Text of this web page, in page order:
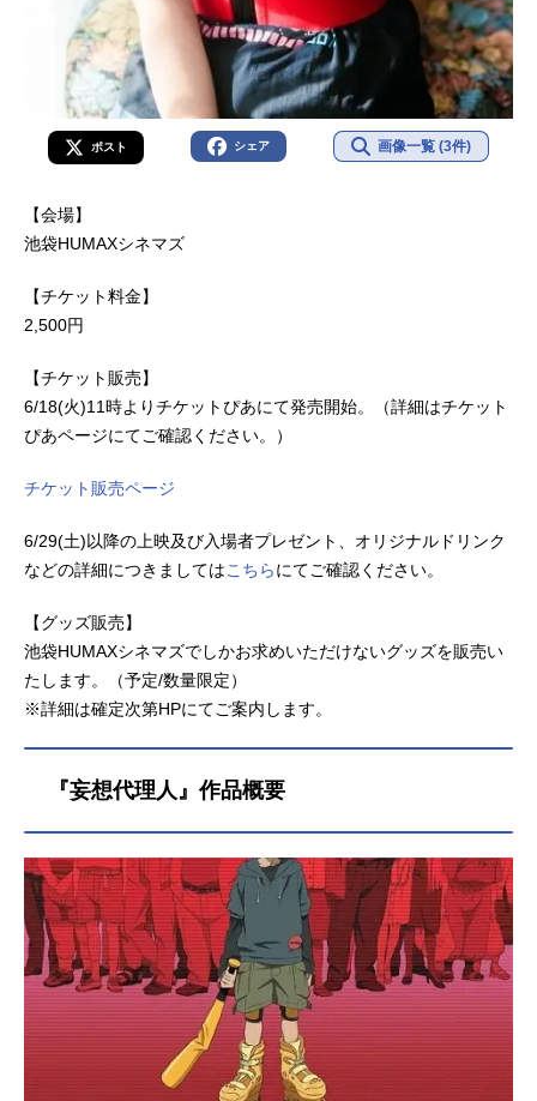
ポスト シェア 画像一覧 (3件)
【会場】
池袋HUMAXシネマズ
【チケット料金】
2,500円
【チケット販売】
6/18(火)11時よりチケットぴあにて発売開始。（詳細はチケット
ぴあページにてご確認ください。）
チケット販売ページ
6/29(土)以降の上映及び入場者プレゼント、オリジナルドリンク
などの詳細につきましてはこちらにてご確認ください。
【グッズ販売】
池袋HUMAXシネマズでしかお求めいただけないグッズを販売い
たします。（予定/数量限定）
※詳細は確定次第HPにてご案内します。
『妄想代理人』作品概要